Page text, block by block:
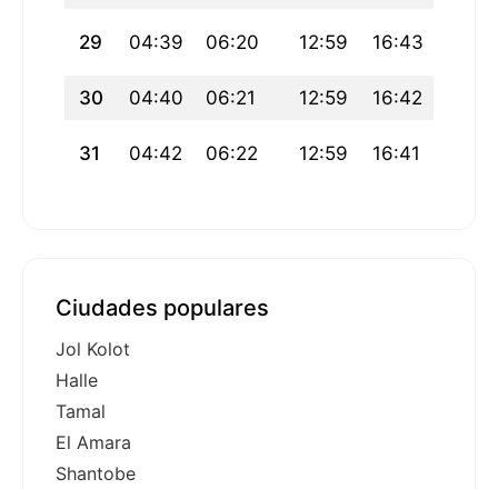
29 04:39 06:20 12:59 16:43
30 04:40 06:21 12:59 16:42
31 04:42 06:22 12:59 16:41
Ciudades populares
Jol Kolot
Halle
Tamal
El Amara
Shantobe